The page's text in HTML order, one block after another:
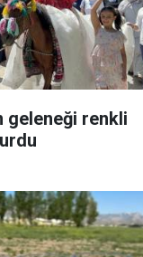
geleneği renkli